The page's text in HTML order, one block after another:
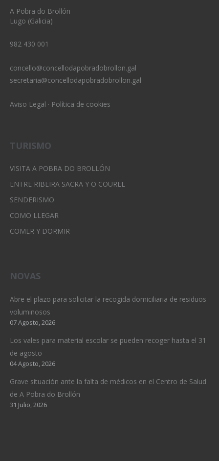
A Pobra do Brollón
Lugo (Galicia)
982 430 001
concello@concellodapobradobrollon.gal
secretaria@concellodapobradobrollon.gal
Aviso Legal · Política de cookies
TURISMO
VISITA A POBRA DO BROLLÓN
ENTRE RIBEIRA SACRA Y O COUREL
SENDERISMO
COMO LLEGAR
COMER Y DORMIR
NOVAS
Abre el plazo para solicitar la recogida domiciliaria de residuos
voluminosos
07 Agosto, 2026
Los vales para material escolar se pueden recoger hasta el 31
de agosto
04 Agosto, 2026
Grave situación ante la falta de médicos en el Centro de Salud
de A Pobra do Brollón
31 Julio, 2026